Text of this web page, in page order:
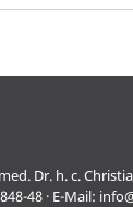
Dr. h. c.
48 · E-Mail: